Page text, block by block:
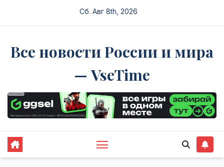
Сб. Авг 8th, 2026
Все новости России и мира
— VseTime